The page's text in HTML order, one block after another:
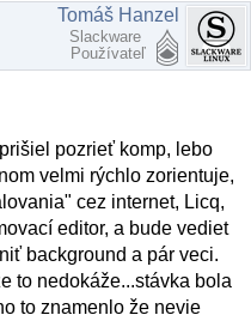
Tomáš Hanzel
Slackware
Používateľ
pozrieť komp, lebo
velmi rýchlo zorientuje,
cez internet, Licq,
editor, a bude vediet
background a pár veci.
to nedokáže...stávka bola
to znamenlo že nevie